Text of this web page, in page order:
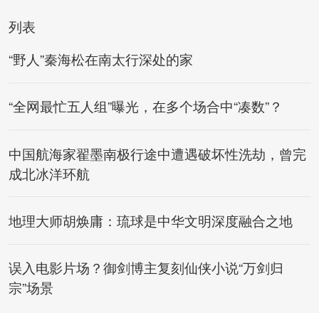
列表
“野人”秦海松在南太行深处的家
“全网最忙五人组”曝光，在多个场合中“凑数”？
中国航海家翟墨南极行途中遭遇破坏性洗劫，曾完
成北冰洋环航
地理大师胡焕庸：琉球是中华文明深度融合之地
误入电影片场？御剑博主复刻仙侠小说“万剑归
宗”场景